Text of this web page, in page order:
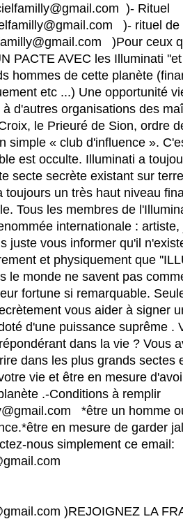
)- Rituel
)- rituel de
)Pour ceux
PACTE AVEC les Illuminati
hommes de cette planète
etc ...) Une opportunité
d'autres organisations des
le Prieuré de Sion, ordre
simple « club d'influence ».
est occulte. Illuminati a
secte secrète existant sur
toujours un très haut niveau
Tous les membres de
internationale :
juste vous informer qu'il
et physiquement que
le monde ne savent pas
fortune si remarquable.
vous aider à signer
d'une puissance suprême .
dans la vie ? Vous
dans les plus grands sectes
vie et être en mesure
.-Conditions à remplir
*être un homme
en mesure de garder
nous simplement ce email:
)REJOIGNEZ LA